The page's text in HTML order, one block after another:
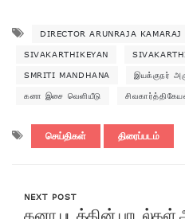
DIRECTOR ARUNRAJA KAMARAJ
SIVAKARTHIKEYAN
SMRITI MANDHANA இயக்குநர்
கனா இசை வெளியீடு
செய்திகள் திரைப்படம்
NEXT POST